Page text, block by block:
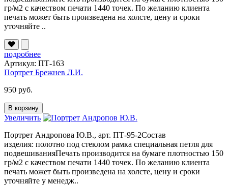
гр/м2 с качеством печати 1440 точек. По желанию клиента
печать может быть произведена на холсте, цену и сроки
уточняйте ..
подробнее
Артикул: ПТ-163
Портрет Брежнев Л.И.
950 руб.
В корзину
Увеличить
Портрет Андропова Ю.В., арт. ПТ-95-2Состав
изделия: полотно под стеклом рамка специальная петля для
подвешиванияПечать производится на бумаге плотностью 150
гр/м2 с качеством печати 1440 точек. По желанию клиента
печать может быть произведена на холсте, цену и сроки
уточняйте у менедж..